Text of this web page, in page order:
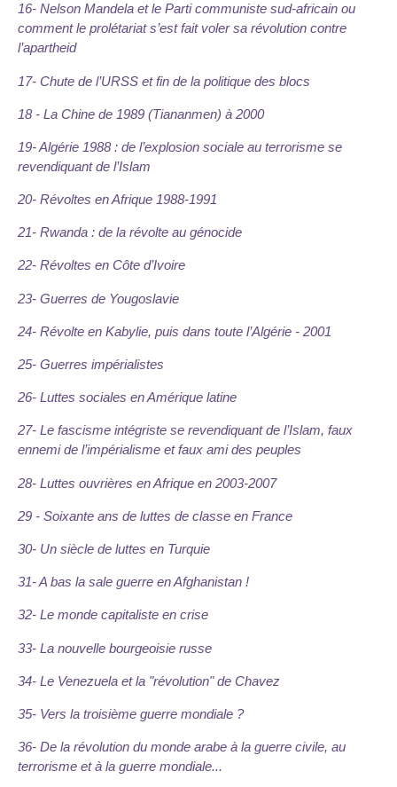
16- Nelson Mandela et le Parti communiste sud-africain ou
comment le prolétariat s’est fait voler sa révolution contre
l’apartheid
17- Chute de l’URSS et fin de la politique des blocs
18 - La Chine de 1989 (Tiananmen) à 2000
19- Algérie 1988 : de l’explosion sociale au terrorisme se
revendiquant de l’Islam
20- Révoltes en Afrique 1988-1991
21- Rwanda : de la révolte au génocide
22- Révoltes en Côte d’Ivoire
23- Guerres de Yougoslavie
24- Révolte en Kabylie, puis dans toute l’Algérie - 2001
25- Guerres impérialistes
26- Luttes sociales en Amérique latine
27- Le fascisme intégriste se revendiquant de l’Islam, faux
ennemi de l’impérialisme et faux ami des peuples
28- Luttes ouvrières en Afrique en 2003-2007
29 - Soixante ans de luttes de classe en France
30- Un siècle de luttes en Turquie
31- A bas la sale guerre en Afghanistan !
32- Le monde capitaliste en crise
33- La nouvelle bourgeoisie russe
34- Le Venezuela et la "révolution" de Chavez
35- Vers la troisième guerre mondiale ?
36- De la révolution du monde arabe à la guerre civile, au
terrorisme et à la guerre mondiale...